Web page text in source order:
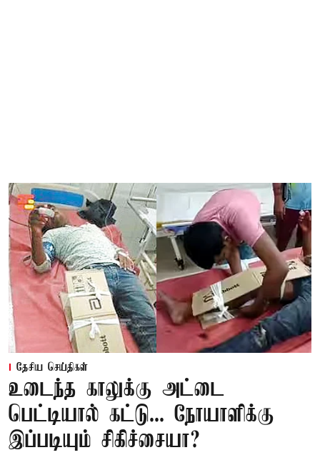
தேசிய செய்திகள்
உடைந்த காலுக்கு அட்டை
பெட்டியால் கட்டு... நோயாளிக்கு
இப்படியும் சிகிச்சையா?